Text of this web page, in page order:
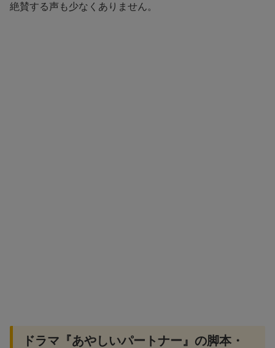
絶賛する声も少なくありません。
ドラマ『あやしいパートナー』の脚本・